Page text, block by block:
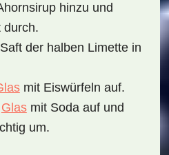
hinzu und
durch.
der halben Limette in
mit Eiswürfeln auf.
Glasmit Soda auf und
um.